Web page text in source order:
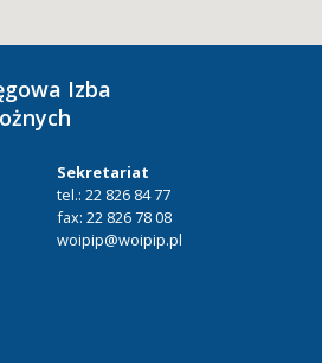
Izba
Sekretariat
tel.: 22 826 84 77
fax: 22 826 78 08
woipip@woipip.pl